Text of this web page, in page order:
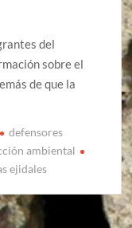
del
sobre el
de que la
defensores
ambiental
ejidales